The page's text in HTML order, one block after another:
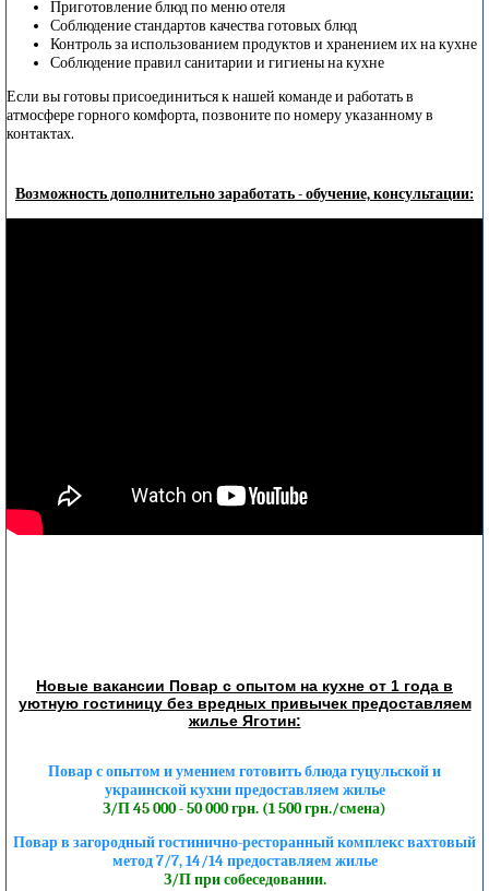
Приготовление блюд по меню отеля
Соблюдение стандартов качества готовых блюд
Контроль за использованием продуктов и хранением их на кухне
Соблюдение правил санитарии и гигиены на кухне
Если вы готовы присоединиться к нашей команде и работать в
атмосфере горного комфорта, позвоните по номеру указанному в
контактах.
Возможность дополнительно заработать - обучение, консультации:
Новые вакансии Повар с опытом на кухне от 1 года в
уютную гостиницу без вредных привычек предоставляем
жилье Яготин:
Повар с опытом и умением готовить блюда гуцульской и
украинской кухни предоставляем жилье
З/П 45 000 - 50 000 грн. (1 500 грн./смена)
Повар в загородный гостинично-ресторанный комплекс вахтовый
метод 7/7, 14/14 предоставляем жилье
З/П при собеседовании.